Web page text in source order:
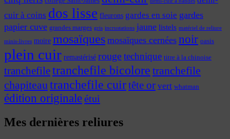
cuir à coins dos lisse fleurons gardes en soie gardes
papier cuve grandes marges gris incrustations jaune listels matériel de reliure
minis-livres moire mosaïques mosaïques cernées noir oasis
plein cuir remastérisé rougetechnique titre à la chinoise
tranchefiletranchefile bicolore tranchefile
chapiteautranchefile cuirtête or vert whatman
édition originaleétui
Mes dernières reliures